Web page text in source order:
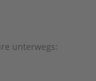
unterwegs: